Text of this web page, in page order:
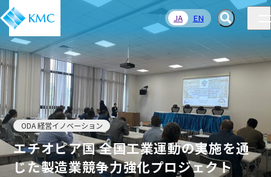
JA EN
ODA 経営イノベーション
エチオピア国 全国工業運動の実施を通
じた製造業競争力強化プロジェクト